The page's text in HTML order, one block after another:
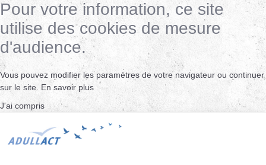
Pour votre information, ce site
utilise des cookies de mesure
d'audience.
Vous pouvez modifier les paramètres de votre navigateur ou continuer
sur le site. En savoir plus
J'ai compris